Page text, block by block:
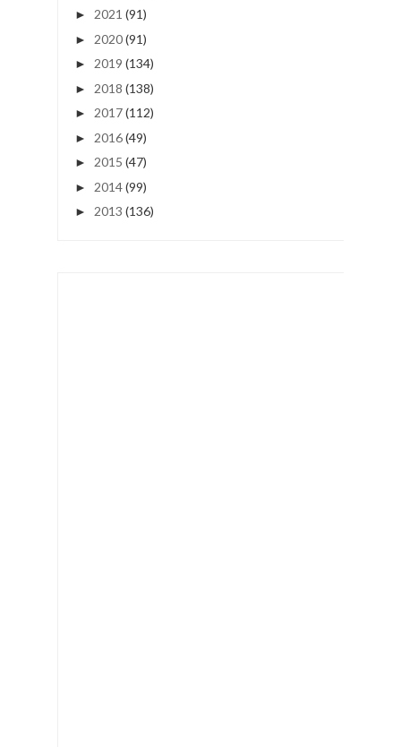
► 2021 (91)
► 2020(91)
► 2019 (134)
► 2018 (138)
► 2017(112)
► 2016(49)
► 2015 (47)
► 2014(99)
► 2013 (136)